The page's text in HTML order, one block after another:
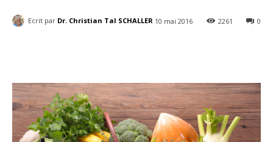
Ecrit par Dr. Christian Tal SCHALLER 10 mai 2016 0
2261